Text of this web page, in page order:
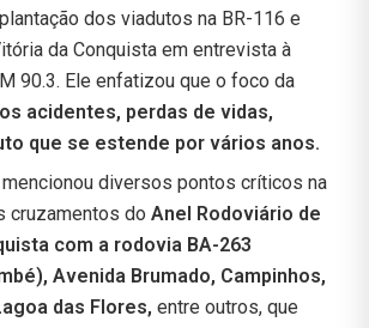
dos viadutos na BR-116 e
da Conquista em entrevista à
90.3. Ele enfatizou que o foco da
acidentes, perdas de vidas,
que se estende por vários anos.
diversos pontos críticos na
cruzamentos do Anel Rodoviário de
com a rodovia BA-263
Avenida Brumado, Campinhos,
das Flores, entre outros, que